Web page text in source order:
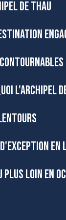
DE THAU
L'ARCHIPEL
EN
PLUS LOIN EN
de
sont là
logique de